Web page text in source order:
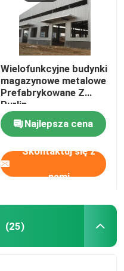
Wielofunkcyjne budynki
magazynowe metalowe
Prefabrykowane Z
Purlin
Najlepsza cena
Skontaktuj się z
nami
(25)